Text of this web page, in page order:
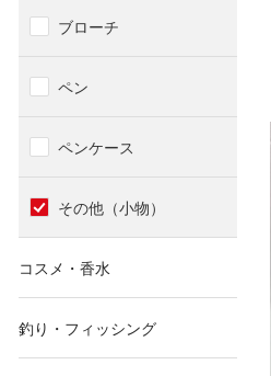
ブローチ
ペン
ペンケース
その他（小物）
コスメ・香水
釣り・フィッシング